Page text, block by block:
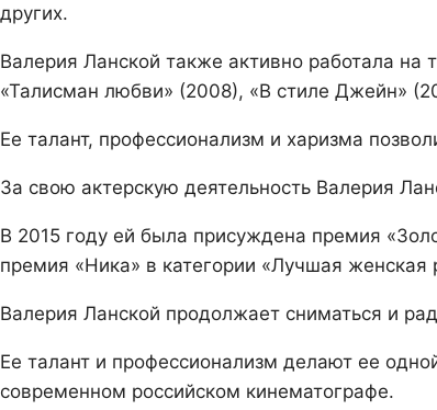
других.
Валерия Ланской также активно работала на
«Талисман любви» (2008), «В стиле Джейн»
Ее талант, профессионализм и харизма
За свою актерскую деятельность Валерия
В 2015 году ей была присуждена премия
премия «Ника» в категории «Лучшая женская
Валерия Ланской продолжает сниматься и
Ее талант и профессионализм делают ее
современном российском кинематографе.